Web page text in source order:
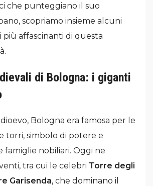
che punteggiano il suo
scopriamo insieme alcuni
più affascinanti di questa
di Bologna: i giganti
Bologna era famosa per le
torri, simbolo di potere e
famiglie nobiliari. Oggi ne
tra cui le celebri Torre degli
Garisenda, che dominano il